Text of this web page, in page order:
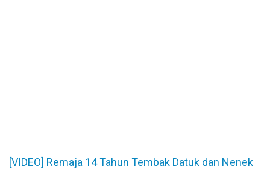
[VIDEO] Remaja 14 Tahun Tembak Datuk dan Nenek